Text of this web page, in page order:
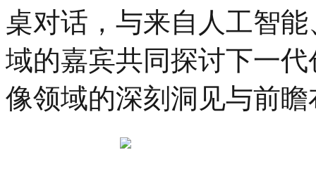
桌对话，与来自人工智
域的嘉宾共同探讨下一
像领域的深刻洞见与前瞻